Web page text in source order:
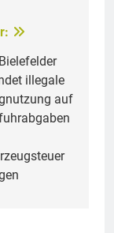
illegale
auf